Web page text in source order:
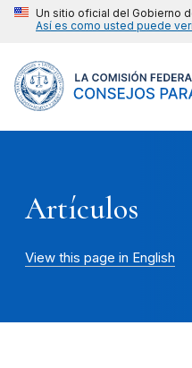
Un sitio oficial del Gobierno
Así es como usted puede
Artículos
View this page in English